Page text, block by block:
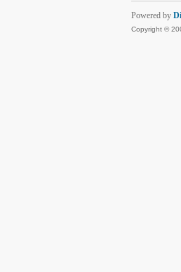
Powered by
Copyright ©